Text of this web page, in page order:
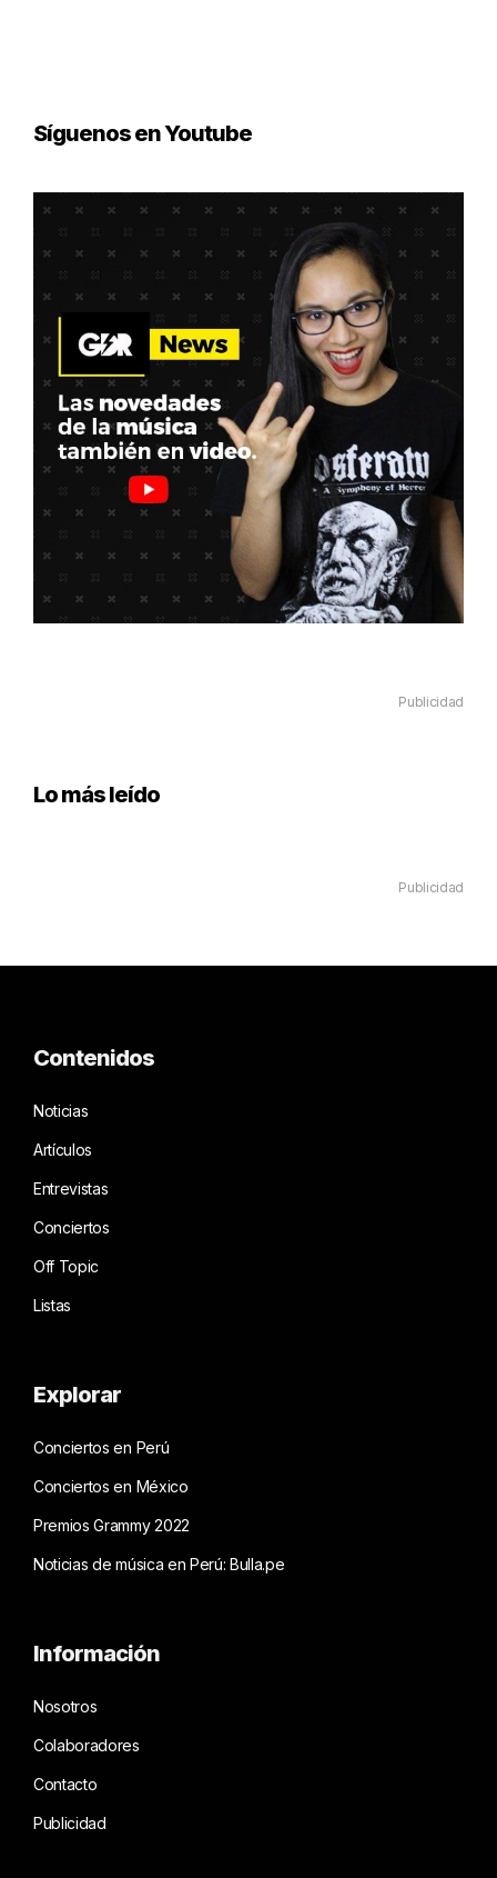
Síguenos en Youtube
Publicidad
Lo más leído
Publicidad
Contenidos
Noticias
Artículos
Entrevistas
Conciertos
Off Topic
Listas
Explorar
Conciertos en Perú
Conciertos en México
Premios Grammy 2022
Noticias de música en Perú: Bulla.pe
Información
Nosotros
Colaboradores
Contacto
Publicidad